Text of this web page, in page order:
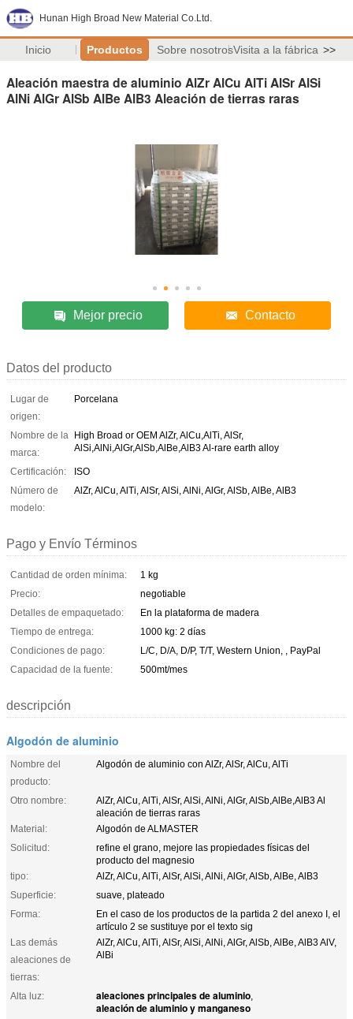
Hunan High Broad New Material Co.Ltd.
Inicio Productos Sobre nosotrosVisita a la fábrica >>
Aleación maestra de aluminio AlZr AlCu AlTi AlSr AlSi
AlNi AlGr AlSb AlBe AlB3 Aleación de tierras raras
Mejor precio Contacto
Datos del producto
Lugar de
origen:
Porcelana
Nombre de la
marca:
High Broad or OEM AlZr, AlCu,AlTi, AlSr,
AlSi,AlNi,AlGr,AlSb,AlBe,AlB3 Al-rare earth alloy
Certificación:
ISO
Número de
modelo:
AlZr, AlCu, AlTi, AlSr, AlSi, AlNi, AlGr, AlSb, AlBe, AlB3
Pago y Envío Términos
Cantidad de orden mínima:
1 kg
Precio:
negotiable
Detalles de empaquetado:
En la plataforma de madera
Tiempo de entrega:
1000 kg: 2 días
Condiciones de pago:
L/C, D/A, D/P, T/T, Western Union, , PayPal
Capacidad de la fuente:
500mt/mes
descripción
Algodón de aluminio
Nombre del
producto:
Algodón de aluminio con AlZr, AlSr, AlCu, AlTi
Otro nombre:
AlZr, AlCu, AlTi, AlSr, AlSi, AlNi, AlGr, AlSb,AlBe,AlB3 Al
aleación de tierras raras
Material:
Algodón de ALMASTER
Solicitud:
refine el grano, mejore las propiedades físicas del
producto del magnesio
tipo:
AlZr, AlCu, AlTi, AlSr, AlSi, AlNi, AlGr, AlSb, AlBe, AlB3
Superficie:
suave, plateado
Forma:
En el caso de los productos de la partida 2 del anexo I, el
artículo 2 se sustituye por el texto sig
Las demás
aleaciones de
tierras:
AlZr, AlCu, AlTi, AlSr, AlSi, AlNi, AlGr, AlSb, AlBe, AlB3 AlV,
AlBi
Alta luz: aleaciones principales de aluminio,
aleación de aluminio y manganeso